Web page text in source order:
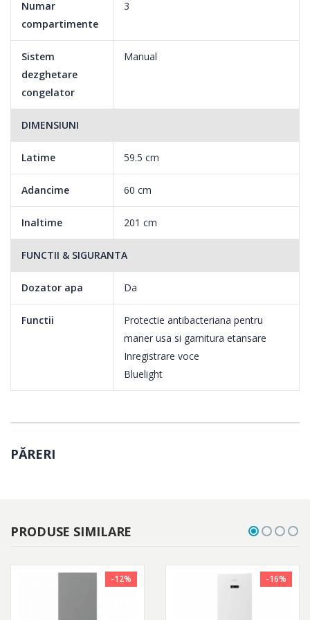
Numar
compartimente
3
Sistem
dezghetare
congelator
Manual
DIMENSIUNI
Latime 59.5 cm
Adancime 60 cm
Inaltime 201 cm
FUNCTII & SIGURANTA
Dozator apa Da
Functii
Protectie antibacteriana pentru
maner usa si garnitura etansare
Inregistrare voce
Bluelight
PĂRERI
PRODUSE SIMILARE
-12% -16%